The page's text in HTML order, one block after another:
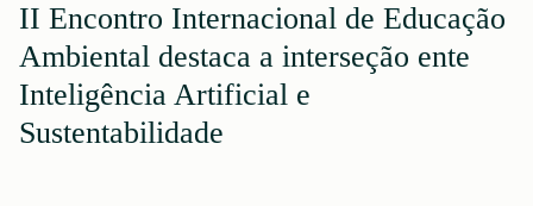
II Encontro Internacional de Educação
Ambiental destaca a interseção ente
Inteligência Artificial e
Sustentabilidade